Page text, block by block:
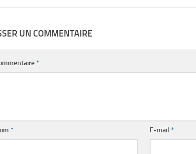
UN COMMENTAIRE
*
* E-mail*